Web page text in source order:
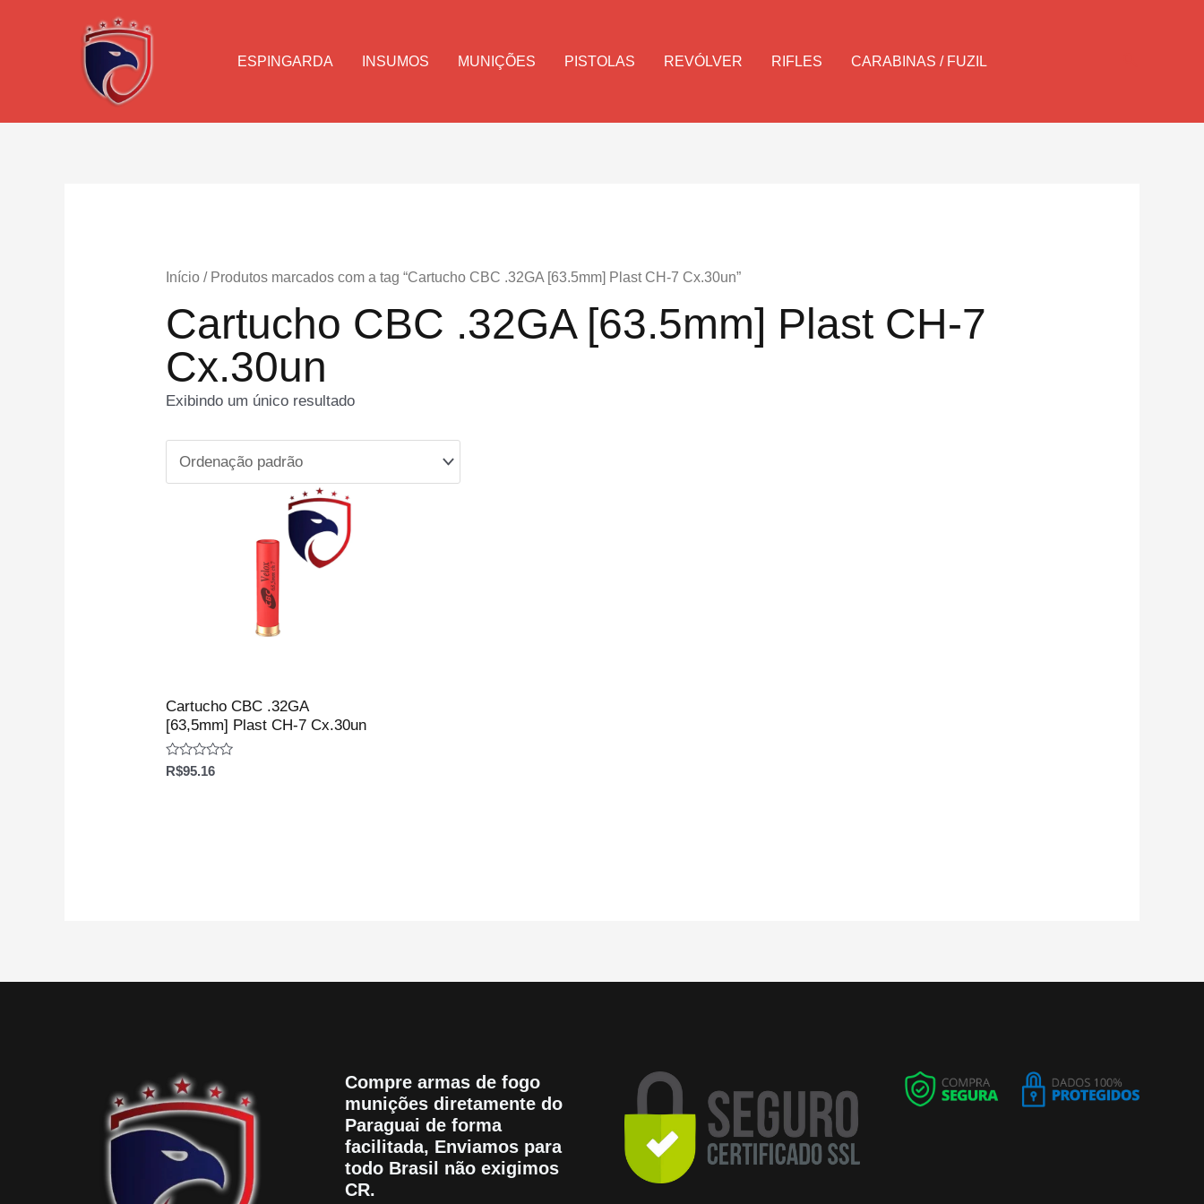
ESPINGARDA INSUMOS MUNIÇÕES PISTOLAS REVÓLVER RIFLES CARABINAS / FUZIL
Início / Produtos marcados com a tag “Cartucho CBC .32GA [63.5mm] Plast CH-7 Cx.30un”
Cartucho CBC .32GA [63.5mm] Plast CH-7
Cx.30un
Exibindo um único resultado
Cartucho CBC .32GA
[63,5mm] Plast CH-7 Cx.30un
Avaliação
R$95.16
Compre armas de fogo
munições diretamente do
Paraguai de forma
facilitada, Enviamos para
todo Brasil não exigimos
CR.